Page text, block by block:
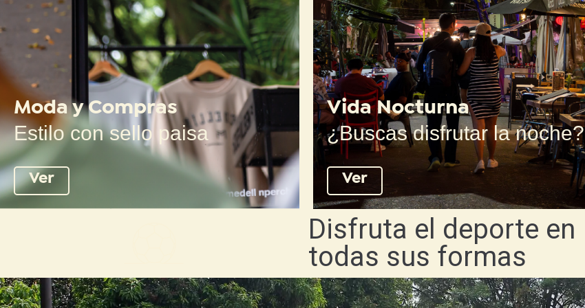
Moda y Compras
Estilo con sello paisa
Ver
Vida Nocturna
¿Buscas disfrutar la noche?
Ver
Disfruta el deporte en
todas sus formas